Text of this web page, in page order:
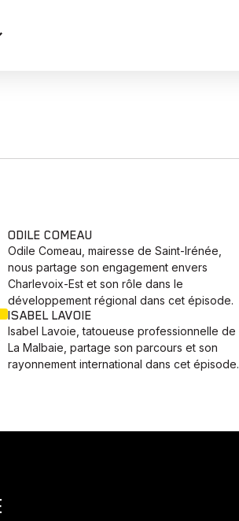
ODILE COMEAU
Odile Comeau, mairesse de Saint-Irénée,
nous partage son engagement envers
Charlevoix-Est et son rôle dans le
développement régional dans cet épisode.
ISABEL LAVOIE
Isabel Lavoie, tatoueuse professionnelle de
La Malbaie, partage son parcours et son
rayonnement international dans cet épisode.